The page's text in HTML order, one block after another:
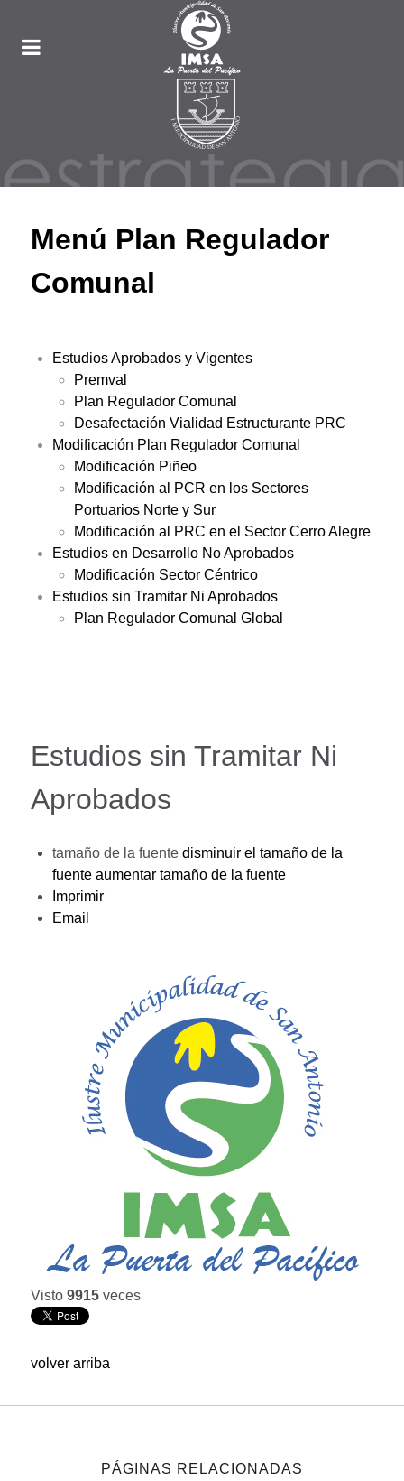
Menú Plan Regulador
Comunal
Estudios Aprobados y Vigentes
Premval
Plan Regulador Comunal
Desafectación Vialidad Estructurante PRC
Modificación Plan Regulador Comunal
Modificación Piñeo
Modificación al PCR en los Sectores
Portuarios Norte y Sur
Modificación al PRC en el Sector Cerro Alegre
Estudios en Desarrollo No Aprobados
Modificación Sector Céntrico
Estudios sin Tramitar Ni Aprobados
Plan Regulador Comunal Global
Estudios sin Tramitar Ni
Aprobados
tamaño de la fuente disminuir el tamaño de la
fuente aumentar tamaño de la fuente
Imprimir
Email
Visto 9915 veces
volver arriba
PÁGINAS RELACIONADAS